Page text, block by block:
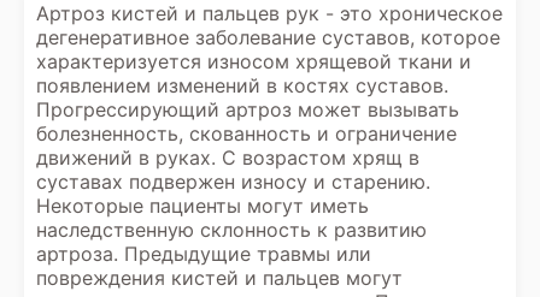
Артроз кистей и пальцев рук - это хроническое
дегенеративное заболевание суставов, которое
характеризуется износом хрящевой ткани и
появлением изменений в костях суставов.
Прогрессирующий артроз может вызывать
болезненность, скованность и ограничение
движений в руках. С возрастом хрящ в
суставах подвержен износу и старению.
Некоторые пациенты могут иметь
наследственную склонность к развитию
артроза. Предыдущие травмы или
повреждения кистей и пальцев могут